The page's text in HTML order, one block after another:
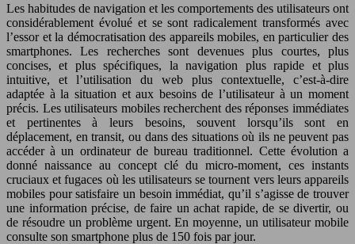
Les habitudes de navigation et les comportements des utilisateurs ont
considérablement évolué et se sont radicalement transformés avec
l’essor et la démocratisation des appareils mobiles, en particulier des
smartphones. Les recherches sont devenues plus courtes, plus
concises, et plus spécifiques, la navigation plus rapide et plus
intuitive, et l’utilisation du web plus contextuelle, c’est-à-dire
adaptée à la situation et aux besoins de l’utilisateur à un moment
précis. Les utilisateurs mobiles recherchent des réponses immédiates
et pertinentes à leurs besoins, souvent lorsqu’ils sont en
déplacement, en transit, ou dans des situations où ils ne peuvent pas
accéder à un ordinateur de bureau traditionnel. Cette évolution a
donné naissance au concept clé du micro-moment, ces instants
cruciaux et fugaces où les utilisateurs se tournent vers leurs appareils
mobiles pour satisfaire un besoin immédiat, qu’il s’agisse de trouver
une information précise, de faire un achat rapide, de se divertir, ou
de résoudre un problème urgent. En moyenne, un utilisateur mobile
consulte son smartphone plus de 150 fois par jour.